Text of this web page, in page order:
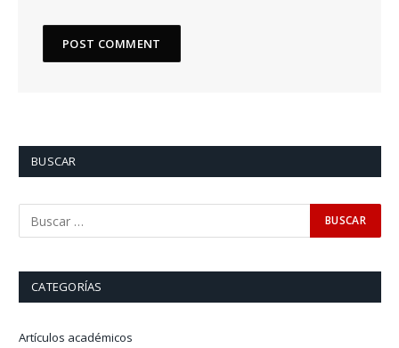
BUSCAR
CATEGORÍAS
Artículos académicos